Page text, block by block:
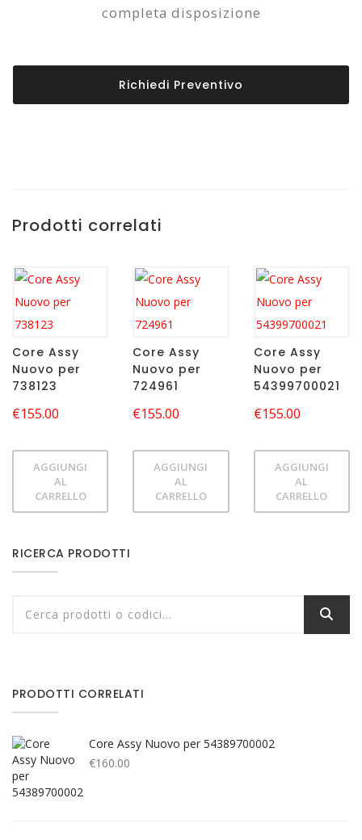
completa disposizione
Richiedi Preventivo
Prodotti correlati
Core Assy
Nuovo per
738123
€155.00
AGGIUNGI
AL
CARRELLO
Core Assy
Nuovo per
724961
€155.00
AGGIUNGI
AL
CARRELLO
Core Assy
Nuovo per
54399700021
€155.00
AGGIUNGI
AL
CARRELLO
RICERCA PRODOTTI
PRODOTTI CORRELATI
Core Assy Nuovo per 54389700002
€160.00